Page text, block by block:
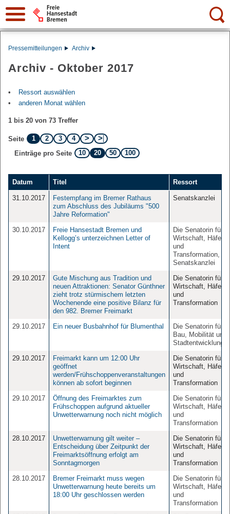
Suche:
Pressemitteilungen Archiv
Archiv - Oktober 2017
Ressort auswählen
anderen Monat wählen
1 bis 20 von 73 Treffer
Seite 1 2 3
4
Einträge pro Seite
10 20 50 100
Datum Titel Ressort
31.10.2017
Festempfang im Bremer Rathaus
zum Abschluss des Jubiläums "500
Jahre Reformation"
Senatskanzlei
30.10.2017
Freie Hansestadt Bremen und
Kellogg’s unterzeichnen Letter of
Intent
Die Senatorin für
Wirtschaft, Häfen
und
Transformation,
Senatskanzlei
29.10.2017
Gute Mischung aus Tradition und
neuen Attraktionen: Senator Günthner
zieht trotz stürmischem letzten
Wochenende eine positive Bilanz für
den 982. Bremer Freimarkt
Die Senatorin für
Wirtschaft, Häfen
und
Transformation
29.10.2017 Ein neuer Busbahnhof für Blumenthal
Die Senatorin für
Bau, Mobilität und
Stadtentwicklung
29.10.2017
Freimarkt kann um 12:00 Uhr
geöffnet
werden/Frühschoppenveranstaltungen
können ab sofort beginnen
Die Senatorin für
Wirtschaft, Häfen
und
Transformation
29.10.2017
Öffnung des Freimarktes zum
Frühschoppen aufgrund aktueller
Unwetterwarnung noch nicht möglich
Die Senatorin für
Wirtschaft, Häfen
und
Transformation
28.10.2017
Unwetterwarnung gilt weiter –
Entscheidung über Zeitpunkt der
Freimarktsöffnung erfolgt am
Sonntagmorgen
Die Senatorin für
Wirtschaft, Häfen
und
Transformation
28.10.2017
Bremer Freimarkt muss wegen
Unwetterwarnung heute bereits um
18:00 Uhr geschlossen werden
Die Senatorin für
Wirtschaft, Häfen
und
Transformation